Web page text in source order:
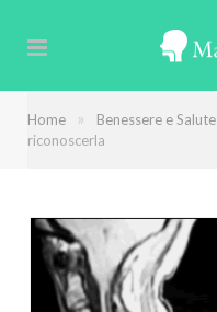
Home » Benessere e Salute
riconoscerla